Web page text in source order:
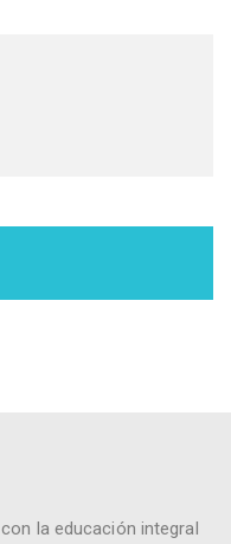
la educación integral